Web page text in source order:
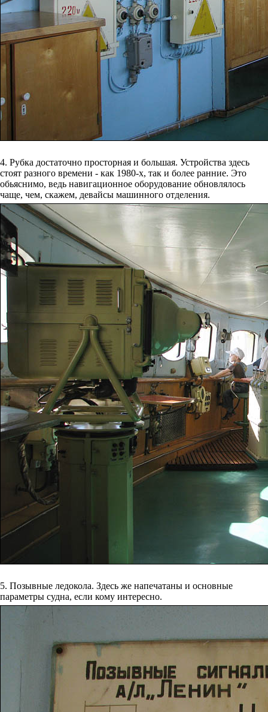
4. Рубка достаточно просторная и большая. Устройства здесь
стоят разного времени - как 1980-х, так и более ранние. Это
обьяснимо, ведь навигационное оборудование обновлялось
чаще, чем, скажем, девайсы машинного отделения.
5. Позывные ледокола. Здесь же напечатаны и основные
параметры судна, если кому интересно.